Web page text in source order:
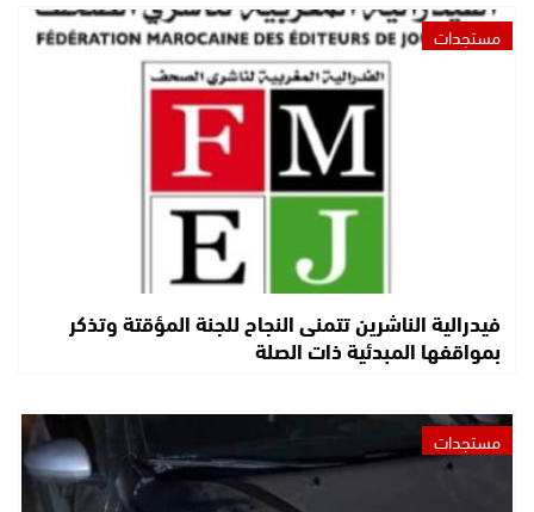
مستجدات
فيدرالية الناشرين تتمنى النجاح للجنة المؤقتة وتذكر
بمواقفها المبدئية ذات الصلة
مستجدات